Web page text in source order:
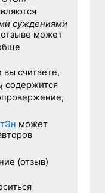
суждениями
может
вы считаете,
содержится
может
(отзыв)